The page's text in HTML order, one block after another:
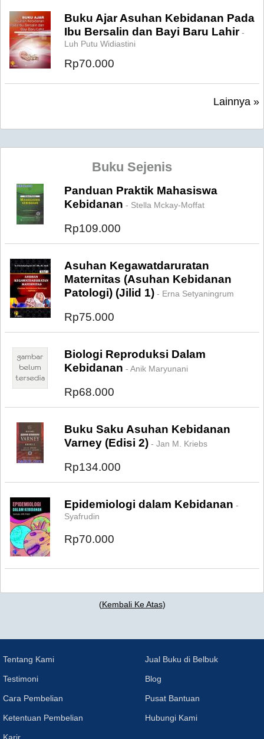
Buku Ajar Asuhan Kebidanan Pada
Ibu Bersalin dan Bayi Baru Lahir-
Luh Putu Widiastini
Rp70.000
Lainnya »
Buku Sejenis
Panduan Praktik Mahasiswa
Kebidanan - Stella Mckay-Moffat
Rp109.000
Asuhan Kegawatdaruratan
Maternitas (Asuhan Kebidanan
Patologi) (Jilid 1) - Erna Setyaningrum
Rp75.000
Biologi Reproduksi Dalam
Kebidanan - Anik Maryunani
Rp68.000
Buku Saku Asuhan Kebidanan
Varney (Edisi 2) - Jan M. Kriebs
Rp134.000
Epidemiologi dalam Kebidanan -
Syafrudin
Rp70.000
(Kembali Ke Atas)
Tentang Kami
Testimoni
Cara Pembelian
Ketentuan Pembelian
Jual Buku di Belbuk
Blog
Pusat Bantuan
Hubungi Kami